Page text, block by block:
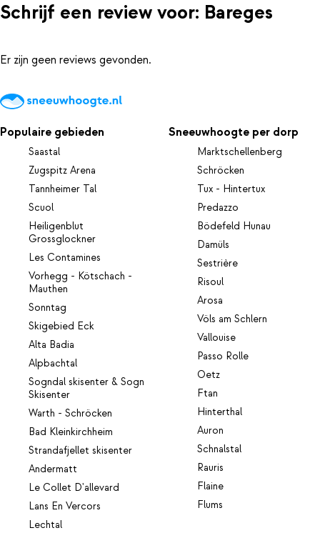
Schrijf een review voor: Bareges
Er zijn geen reviews gevonden.
Populaire gebieden
Saastal
Zugspitz Arena
Tannheimer Tal
Scuol
Heiligenblut
Grossglockner
Les Contamines
Vorhegg - Kötschach -
Mauthen
Sonntag
Skigebied Eck
Alta Badia
Alpbachtal
Sogndal skisenter & Sogn
Skisenter
Warth - Schröcken
Bad Kleinkirchheim
Strandafjellet skisenter
Andermatt
Le Collet D'allevard
Lans En Vercors
Lechtal
Sneeuwhoogte per dorp
Marktschellenberg
Schröcken
Tux - Hintertux
Predazzo
Bödefeld Hunau
Damüls
Sestrière
Risoul
Arosa
Völs am Schlern
Vallouise
Passo Rolle
Oetz
Ftan
Hinterthal
Auron
Schnalstal
Rauris
Flaine
Flums